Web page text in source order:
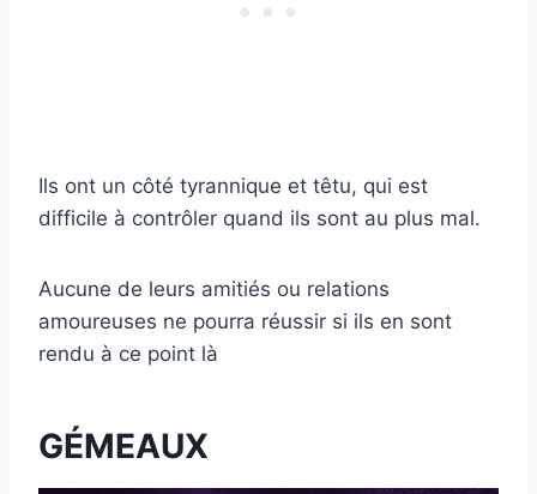
Ils ont un côté tyrannique et têtu, qui est
difficile à contrôler quand ils sont au plus mal.
Aucune de leurs amitiés ou relations
amoureuses ne pourra réussir si ils en sont
rendu à ce point là
GÉMEAUX